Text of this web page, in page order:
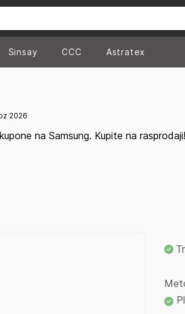
Sinsay CCC Astratex
2026
na Samsung. Kupite na rasprodaji!